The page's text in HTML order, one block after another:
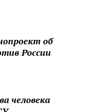
об
России
человека